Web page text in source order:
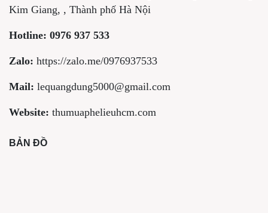
Kim Giang, , Thành phố Hà Nội
Hotline: 0976 937 533
Zalo: https://zalo.me/0976937533
Mail: lequangdung5000@gmail.com
Website: thumuaphelieuhcm.com
BẢN ĐỒ